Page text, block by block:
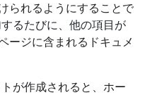
られるようにすることで
るたびに、他の項目が
ージに含まれるドキュメ
が作成されると、ホー